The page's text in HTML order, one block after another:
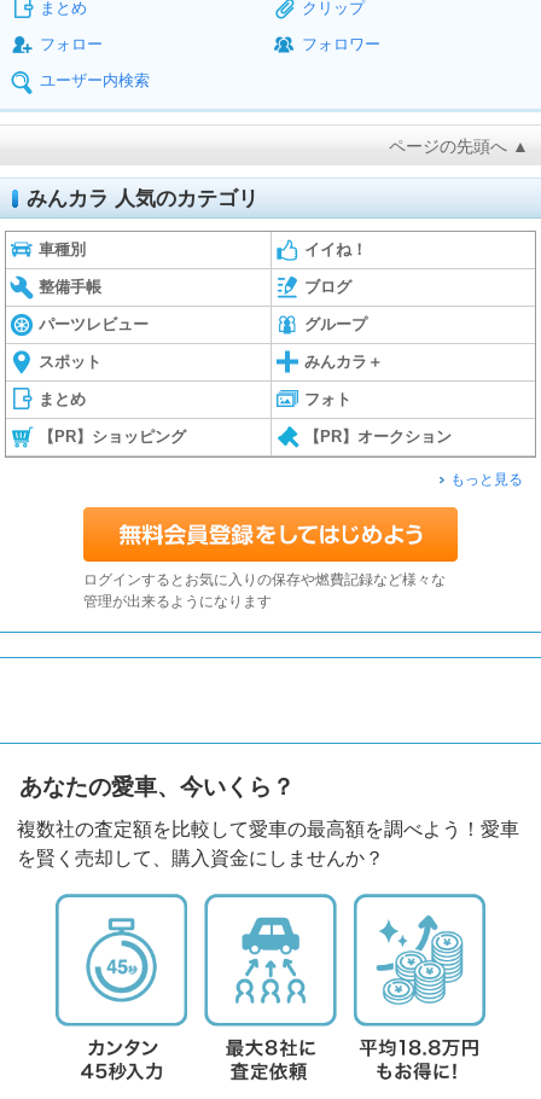
まとめ
クリップ
フォロー
フォロワー
ユーザー内検索
ページの先頭へ ▲
みんカラ 人気のカテゴリ
車種別 イイね！
整備手帳 ブログ
パーツレビュー グループ
スポット みんカラ＋
まとめ フォト
【PR】ショッピング 【PR】オークション
もっと見る
ログインするとお気に入りの保存や燃費記録など様々な
管理が出来るようになります
あなたの愛車、今いくら？
複数社の査定額を比較して愛車の最高額を調べよう！愛車
を賢く売却して、購入資金にしませんか？